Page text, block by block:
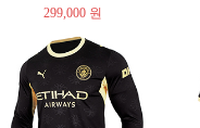
299,000 원